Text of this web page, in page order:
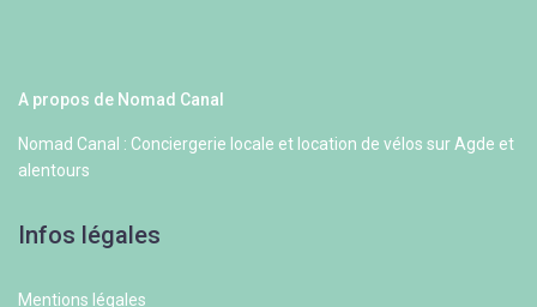
A propos de Nomad Canal
Nomad Canal : Conciergerie locale et location de vélos sur Agde et
alentours
Infos légales
Mentions légales